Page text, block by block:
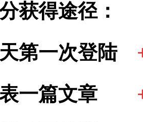
获得途径：
第一次登陆
一篇文章